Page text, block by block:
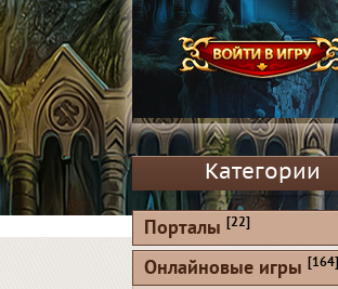
Категории
Порталы [22]
Онлайновые игры [164]